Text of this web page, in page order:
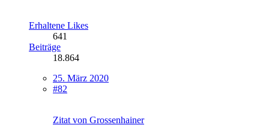
Erhaltene Likes
641
Beiträge
18.864
25. März 2020
#82
Zitat von Grossenhainer